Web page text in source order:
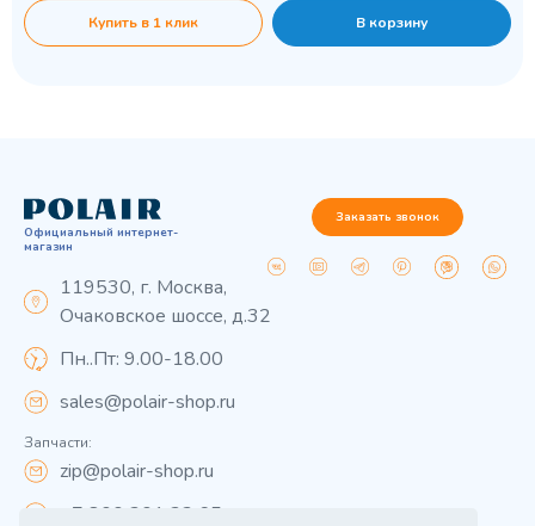
Купить в 1 клик В корзину
Официальный интернет-
магазин
119530, г. Москва,
Очаковское шоссе, д.32
Пн..Пт: 9.00-18.00
sales@polair-shop.ru
Запчасти:
zip@polair-shop.ru
+7 800 301 33 65
Заказать звонок